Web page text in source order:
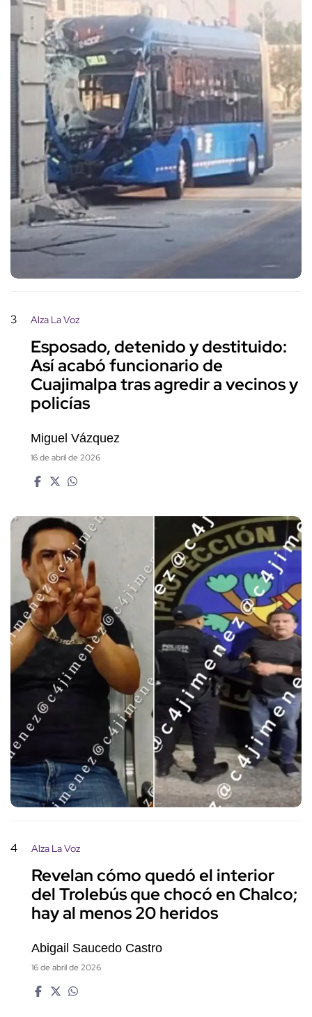
3 Alza La Voz
Esposado, detenido y destituido:
Así acabó funcionario de
Cuajimalpa tras agredir a vecinos y
policías
Miguel Vázquez
16 de abril de 2026
4 Alza La Voz
Revelan cómo quedó el interior
del Trolebús que chocó en Chalco;
hay al menos 20 heridos
Abigail Saucedo Castro
16 de abril de 2026